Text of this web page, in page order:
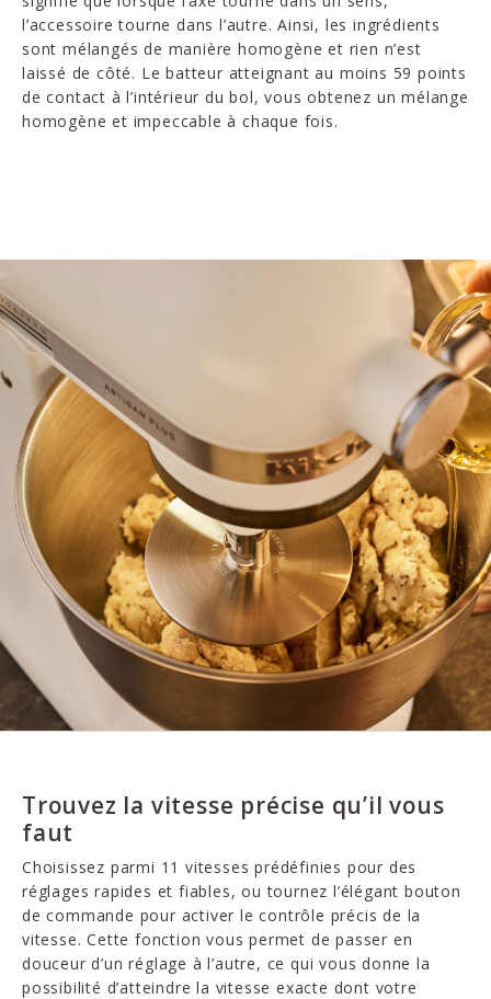
l’accessoire tourne dans l’autre. Ainsi, les ingrédients
sont mélangés de manière homogène et rien n’est
laissé de côté. Le batteur atteignant au moins 59 points
de contact à l’intérieur du bol, vous obtenez un mélange
homogène et impeccable à chaque fois.
Trouvez la vitesse précise qu’il vous
faut
Choisissez parmi 11 vitesses prédéfinies pour des
réglages rapides et fiables, ou tournez l’élégant bouton
de commande pour activer le contrôle précis de la
vitesse. Cette fonction vous permet de passer en
douceur d’un réglage à l’autre, ce qui vous donne la
possibilité d’atteindre la vitesse exacte dont votre